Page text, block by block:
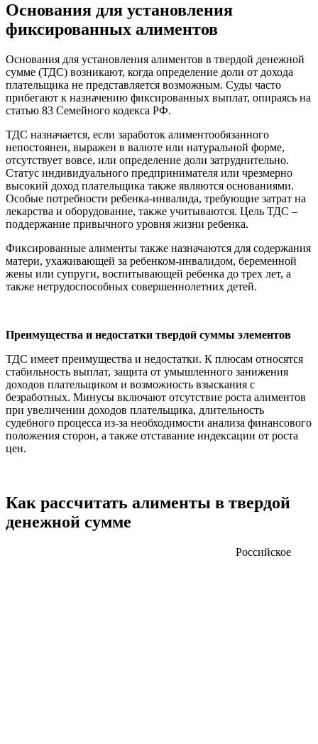
Основания для установления
фиксированных алиментов
Основания для установления алиментов в твердой денежной
сумме (ТДС) возникают, когда определение доли от дохода
плательщика не представляется возможным. Суды часто
прибегают к назначению фиксированных выплат, опираясь на
статью 83 Семейного кодекса РФ.
ТДС назначается, если заработок алиментообязанного
непостоянен, выражен в валюте или натуральной форме,
отсутствует вовсе, или определение доли затруднительно.
Статус индивидуального предпринимателя или чрезмерно
высокий доход плательщика также являются основаниями.
Особые потребности ребенка-инвалида, требующие затрат на
лекарства и оборудование, также учитываются. Цель ТДС –
поддержание привычного уровня жизни ребенка.
Фиксированные алименты также назначаются для содержания
матери, ухаживающей за ребенком-инвалидом, беременной
жены или супруги, воспитывающей ребенка до трех лет, а
также нетрудоспособных совершеннолетних детей.
Преимущества и недостатки твердой суммы элементов
ТДС имеет преимущества и недостатки. К плюсам относятся
стабильность выплат, защита от умышленного занижения
доходов плательщиком и возможность взыскания с
безработных. Минусы включают отсутствие роста алиментов
при увеличении доходов плательщика, длительность
судебного процесса из-за необходимости анализа финансового
положения сторон, а также отставание индексации от роста
цен.
Как рассчитать алименты в твердой
денежной сумме
Российское